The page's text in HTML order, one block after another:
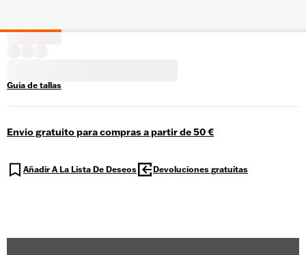
Guía de tallas
Envío gratuito para compras a partir de 50 €
Añadir A La Lista De Deseos Devoluciones gratuitas